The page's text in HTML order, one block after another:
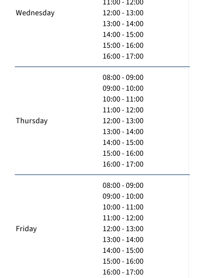
Wednesday
12:00 - 13:00
13:00 - 14:00
14:00 - 15:00
15:00 - 16:00
16:00 - 17:00
Thursday
08:00 - 09:00
09:00 - 10:00
10:00 - 11:00
11:00 - 12:00
12:00 - 13:00
13:00 - 14:00
14:00 - 15:00
15:00 - 16:00
16:00 - 17:00
Friday
08:00 - 09:00
09:00 - 10:00
10:00 - 11:00
11:00 - 12:00
12:00 - 13:00
13:00 - 14:00
14:00 - 15:00
15:00 - 16:00
16:00 - 17:00